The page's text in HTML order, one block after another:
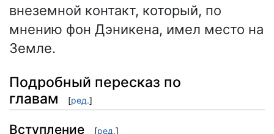
внеземной контакт, который, по
мнению фон Дэникена, имел место на
Земле.
Подробный пересказ по
главам
[ред.]
Вступление [ред.]